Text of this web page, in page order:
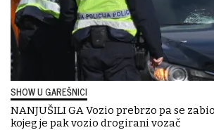
SHOW U GAREŠNICI
NANJUŠILI GA Vozio prebrzo pa se
kojeg je pak vozio drogirani vozač